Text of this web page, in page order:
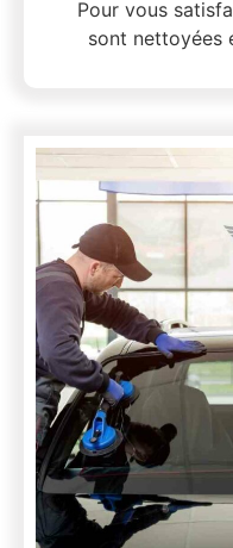
Pour vous
sont nettoyées